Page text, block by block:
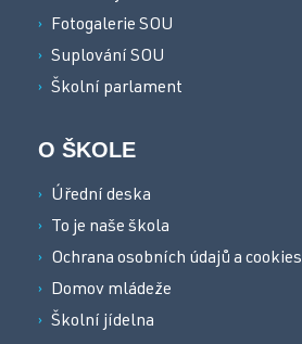
Fotogalerie SOU
Suplování SOU
Školní parlament
O ŠKOLE
Úřední deska
To je naše škola
Ochrana osobních údajů a cookies
Domov mládeže
Školní jídelna